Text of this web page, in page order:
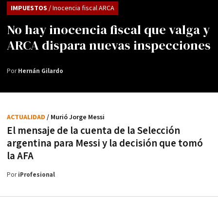
No hay inocencia fiscal que valga y
ARCA dispara nuevas inspecciones
IMPUESTOS / Inocencia fiscal ARCA
PorHernán Gilardo
El mensaje de la cuenta de la Selección
argentina para Messi y la decisión que tomó
la AFA
ACTUALIDAD / Murió Jorge Messi
PoriProfesional